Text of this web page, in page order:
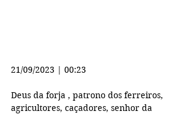
21/09/2023 | 00:23
Deus da forja , patrono dos ferreiros,
agricultores, caçadores, senhor da